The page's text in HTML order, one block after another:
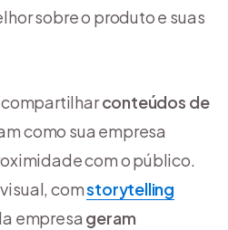
sobre o produto e suas
compartilharconteúdos de
como sua empresa
com o público.
comstorytelling
empresa geram